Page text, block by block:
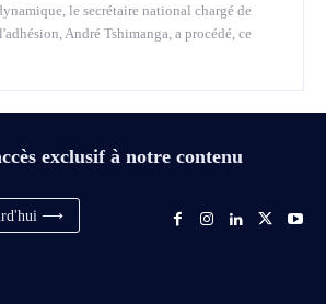
le secrétaire national chargé de
André Tshimanga, a procédé, ce
exclusif à notre contenu
⟶